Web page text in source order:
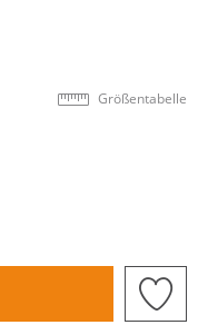
Größentabelle